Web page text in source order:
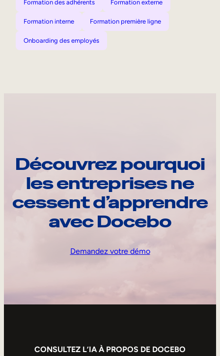
Formation des adhérents Formation externe
Formation interne Formation première ligne
Onboarding des employés
Découvrez pourquoi
les entreprises ne
cessent d’apprendre
avec Docebo
Demandez votre démo
CONSULTEZ L’IA À PROPOS DE DOCEBO